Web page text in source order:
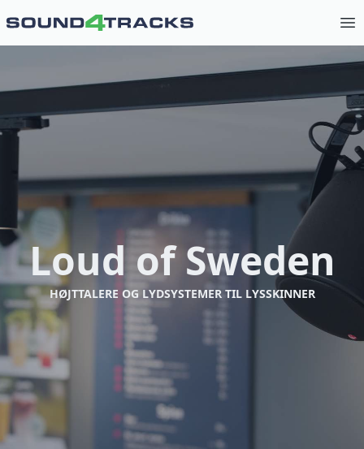
Loud of Sweden
HØJTTALERE OG LYDSYSTEMER TIL LYSSKINNER